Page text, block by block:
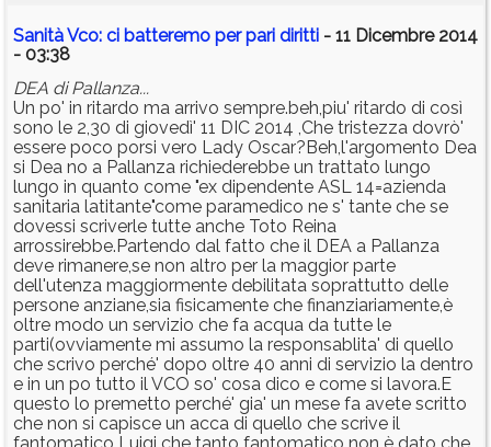
Sanità Vco: ci batteremo per pari diritti - 11 Dicembre 2014
- 03:38
DEA di Pallanza...
Un po' in ritardo ma arrivo sempre.beh,piu' ritardo di così
sono le 2,30 di giovedì' 11 DIC 2014 ,Che tristezza dovrò'
essere poco porsi vero Lady Oscar?Beh,l'argomento Dea
si Dea no a Pallanza richiederebbe un trattato lungo
lungo in quanto come "ex dipendente ASL 14=azienda
sanitaria latitante"come paramedico ne s' tante che se
dovessi scriverle tutte anche Toto Reina
arrossirebbe.Partendo dal fatto che il DEA a Pallanza
deve rimanere,se non altro per la maggior parte
dell'utenza maggiormente debilitata soprattutto delle
persone anziane,sia fisicamente che finanziariamente,è
oltre modo un servizio che fa acqua da tutte le
parti(ovviamente mi assumo la responsablita' di quello
che scrivo perché' dopo oltre 40 anni di servizio la dentro
e in un po tutto il VCO so' cosa dico e come si lavora.E
questo lo premetto perché' gia' un mese fa avete scritto
che non si capisce un acca di quello che scrive il